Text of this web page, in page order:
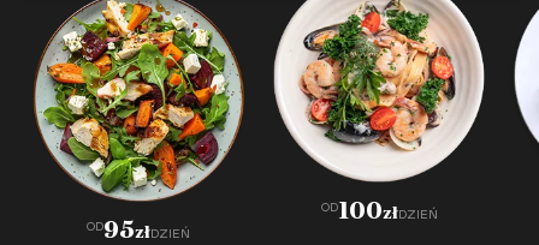
OD95zł DZIEŃ
OD100złDZIEŃ